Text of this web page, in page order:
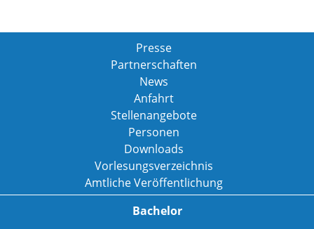
Presse
Partnerschaften
News
Anfahrt
Stellenangebote
Personen
Downloads
Vorlesungsverzeichnis
Amtliche Veröffentlichung
Bachelor